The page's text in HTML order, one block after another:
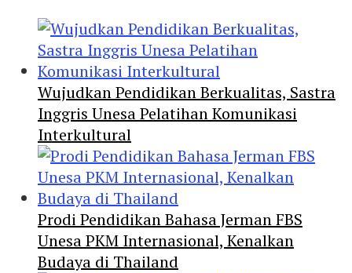
Wujudkan Pendidikan Berkualitas, Sastra
Inggris Unesa Pelatihan Komunikasi
Interkultural
Prodi Pendidikan Bahasa Jerman FBS
Unesa PKM Internasional, Kenalkan
Budaya di Thailand